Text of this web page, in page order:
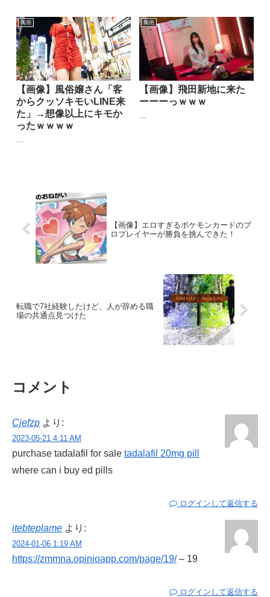
風俗
【画像】風俗嬢さん「客
からクッソキモいLINE来
た」→想像以上にキモか
ったｗｗｗｗ
...
風俗
【画像】飛田新地に来た
ーーーっｗｗｗ
...
【画像】エロすぎるポケモンカードのプ
ロプレイヤーが勝負を挑んできた！
転職で7社経験したけど、人が辞める職
場の共通点見つけた
コメント
Cjefzp より:
2023-05-21 4:11 AM
purchase tadalafil for sale tadalafil 20mg pill
where can i buy ed pills
ログインして返信する
itebteplame より:
2024-01-06 1:19 AM
https://zmmna.opinioapp.com/page/19/– 19
ログインして返信する